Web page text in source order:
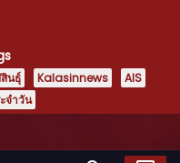
นธุ์ Kalasinnews
AIS
จำวัน